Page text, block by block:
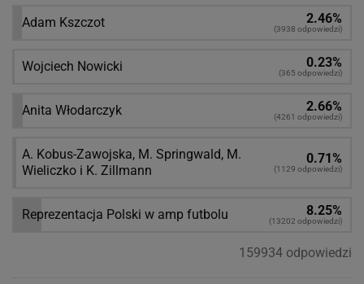
Adam Kszczot 2.46%
(3938 odpowiedzi)
Wojciech Nowicki 0.23%
(365 odpowiedzi)
Anita Włodarczyk 2.66%
(4261 odpowiedzi)
A. Kobus-Zawojska, M. Springwald, M.
Wieliczko i K. Zillmann
0.71%
(1129 odpowiedzi)
Reprezentacja Polski w amp futbolu 8.25%
(13202 odpowiedzi)
159934 odpowiedzi